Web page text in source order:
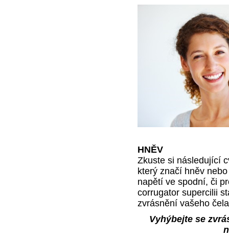
HNĚV
Zkuste si následující
který značí hněv
napětí ve spodní, či
corrugator supercilii
zvrásnění vašeho
Vyhýbejte se